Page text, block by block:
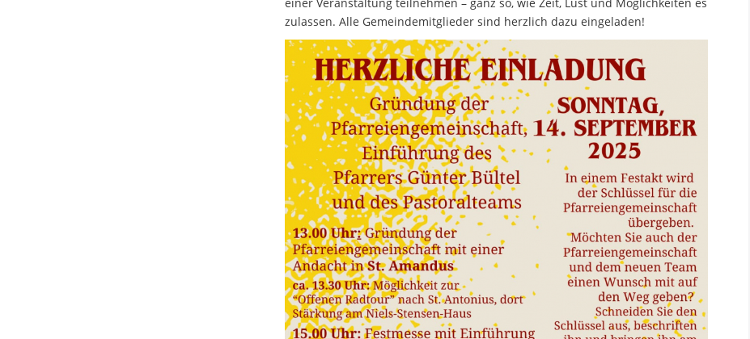
zulassen. Alle Gemeindemitglieder sind herzlich dazu eingeladen!